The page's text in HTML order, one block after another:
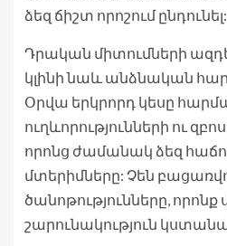
ձեզ ճիշտ որոշում ընդունել:
Դրական միտումների
կլինի նաև անձնական
Օրվա երկրորդ կեսը
ուղևորությունների ու
որոնց ժամանակ ձեզ
մտերիմները: Չեն
ծանոթությունները, որոնք
շարունակություն